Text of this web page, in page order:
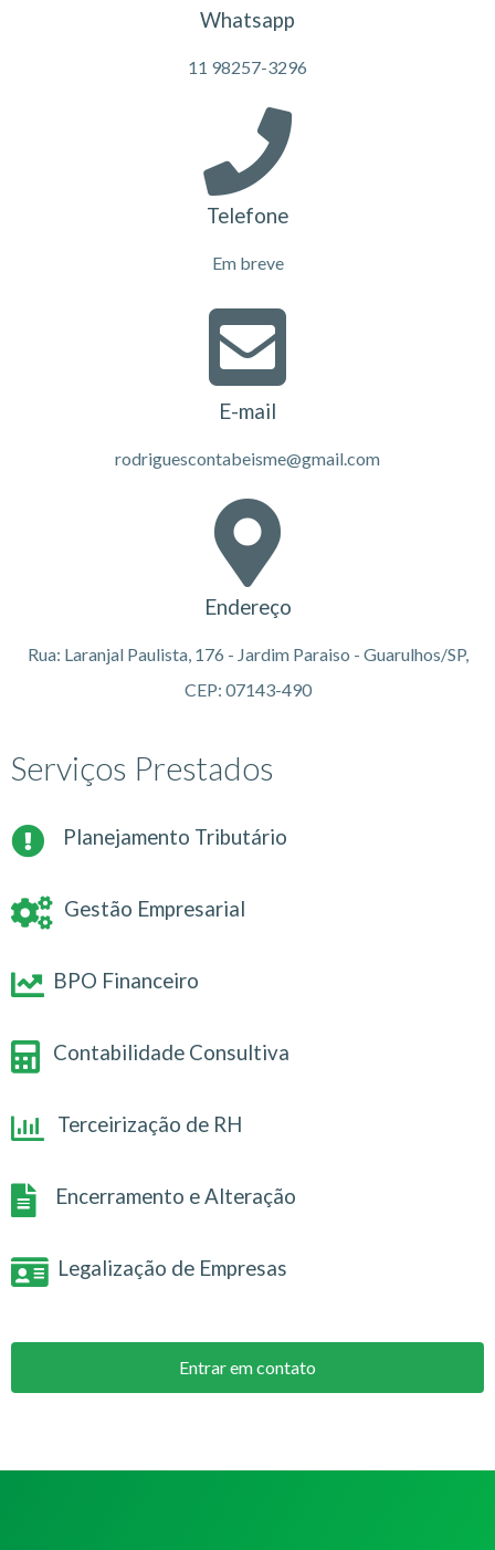
Whatsapp
11 98257-3296
Telefone
Em breve
E-mail
rodriguescontabeisme@gmail.com
Endereço
Rua: Laranjal Paulista, 176 - Jardim Paraiso - Guarulhos/SP,
CEP: 07143-490
Serviços Prestados
Planejamento Tributário
Gestão Empresarial
BPO Financeiro
Contabilidade Consultiva
Terceirização de RH
Encerramento e Alteração
Legalização de Empresas
Entrar em contato